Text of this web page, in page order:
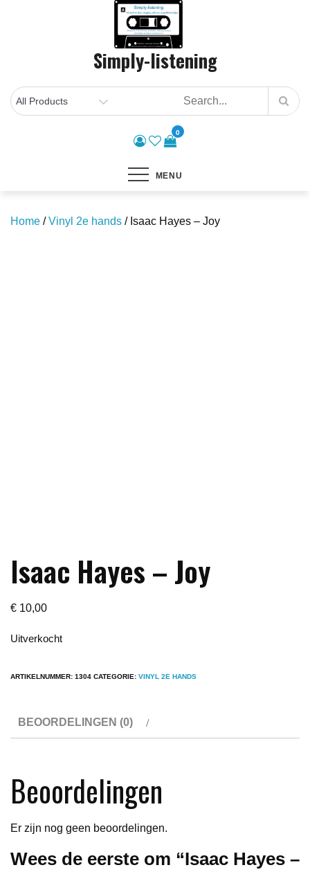
Simply-listening
0
MENU
Home /Vinyl 2e hands / Isaac Hayes – Joy
Isaac Hayes – Joy
€ 10,00
Uitverkocht
ARTIKELNUMMER: 1304 CATEGORIE: VINYL 2E HANDS
BEOORDELINGEN (0)
Beoordelingen
Er zijn nog geen beoordelingen.
Wees de eerste om “Isaac Hayes –